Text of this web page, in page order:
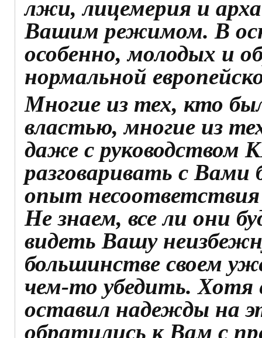
лжи, лицемерия и
Вашим режимом. В
особенно, молодых и
нормальной
Многие из тех, кто
властью, многие из
даже с
разговаривать с
опыт
Не знаем, все ли они
видеть Вашу
большинстве своем
чем-то убедить. Хотя
оставил надежды на
обратились к Вам с